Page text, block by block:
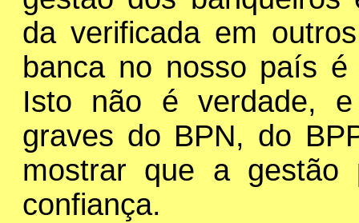
da verificada em
banca no nosso país
Isto não é verdade,
graves do BPN, do
mostrar que a
confiança.